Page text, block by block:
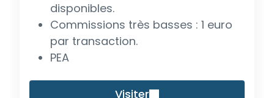
disponibles.
Commissions très basses : 1 euro
par transaction.
PEA
Visiter